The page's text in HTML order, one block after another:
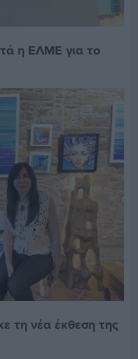
η ΕΛΜΕ για το
τη νέα έκθεση της